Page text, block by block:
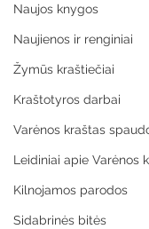
Naujos knygos
Naujienos ir renginiai
Žymūs kraštiečiai
Kraštotyros darbai
Varėnos kraštas
Leidiniai apie Varėnos
Kilnojamos parodos
Sidabrinės bitės